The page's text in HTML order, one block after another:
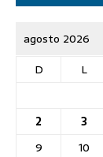
agosto 2026
D
L
2
3
9
10